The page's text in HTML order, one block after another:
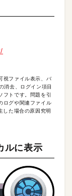
視ファイル表示、バ
消去、ログイン項目
フトです。問題を引
ログや関連ファイル
した場合の原因究明
ルに表示